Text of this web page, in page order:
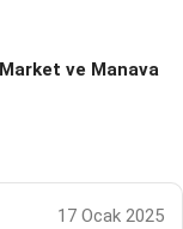
ve Manava
17 Ocak 2025